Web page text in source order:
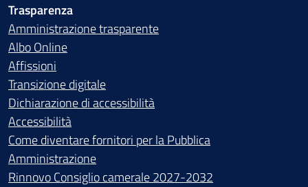
Trasparenza
Amministrazione trasparente
Albo Online
Affissioni
Transizione digitale
Dichiarazione di accessibilità
Accessibilità
Come diventare fornitori per la Pubblica
Amministrazione
Rinnovo Consiglio camerale 2027-2032